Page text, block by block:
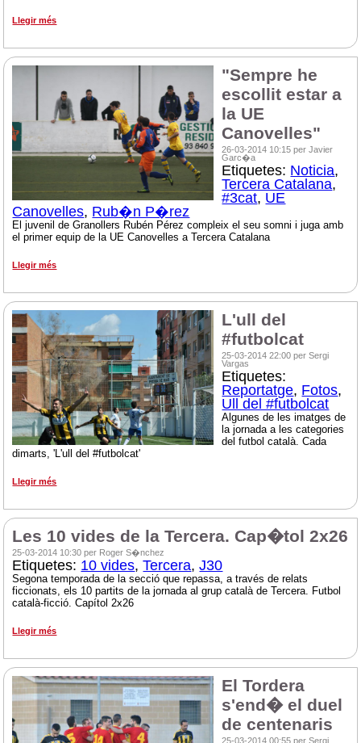
Llegir més
"Sempre he
escollit estar a
la UE
Canovelles"
26-03-2014 10:15 per Javier
Garc�a
Etiquetes: Noticia,
Tercera Catalana,
#3cat, UE
Canovelles, Rub�n P�rez
El juvenil de Granollers Rubén Pérez compleix el seu somni i juga amb
el primer equip de la UE Canovelles a Tercera Catalana
Llegir més
L'ull del
#futbolcat
25-03-2014 22:00 per Sergi
Vargas
Etiquetes:
Reportatge, Fotos,
Ull del #futbolcat
Algunes de les imatges de
la jornada a les categories
del futbol català. Cada
dimarts, 'L'ull del #futbolcat'
Llegir més
Les 10 vides de la Tercera. Cap�tol 2x26
25-03-2014 10:30 per Roger S�nchez
Etiquetes: 10 vides,Tercera,J30
Segona temporada de la secció que repassa, a través de relats
ficcionats, els 10 partits de la jornada al grup català de Tercera. Futbol
català-ficció. Capítol 2x26
Llegir més
El Tordera
s'end� el duel
de centenaris
25-03-2014 00:55 per Sergi